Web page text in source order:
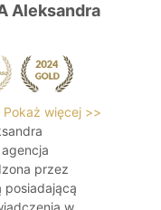
Aleksandra
Pokaż więcej >>
przez
posiadającą
w